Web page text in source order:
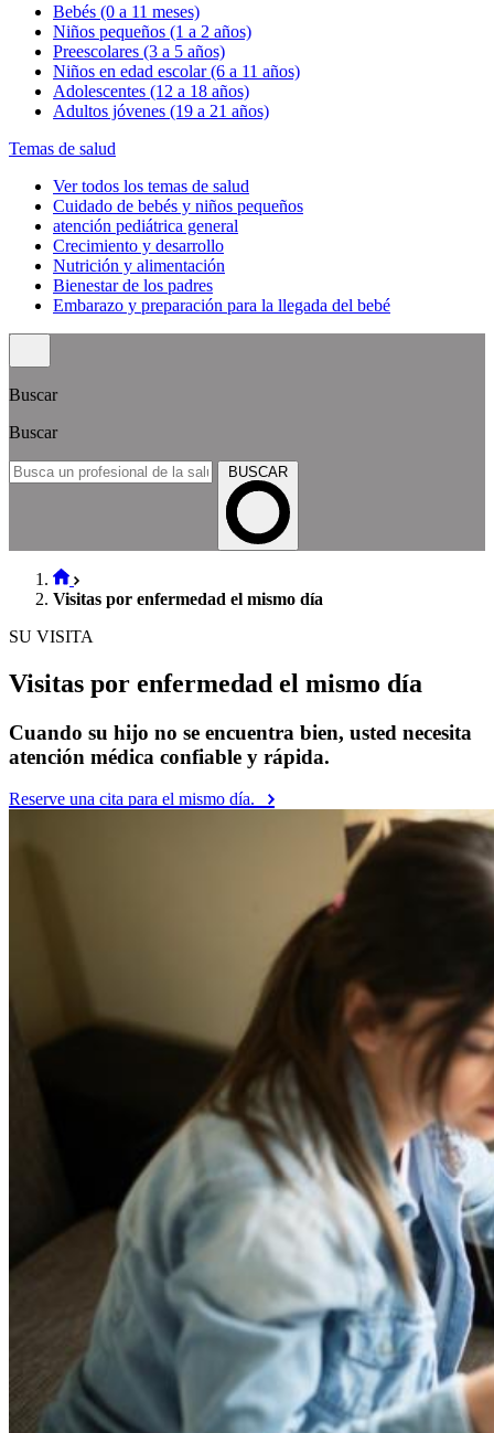
Bebés (0 a 11 meses)
Niños pequeños (1 a 2 años)
Preescolares (3 a 5 años)
Niños en edad escolar (6 a 11 años)
Adolescentes (12 a 18 años)
Adultos jóvenes (19 a 21 años)
Temas de salud
Ver todos los temas de salud
Cuidado de bebés y niños pequeños
atención pediátrica general
Crecimiento y desarrollo
Nutrición y alimentación
Bienestar de los padres
Embarazo y preparación para la llegada del bebé
Buscar
Buscar
BUSCAR
Visitas por enfermedad el mismo día
SU VISITA
Visitas por enfermedad el mismo día
Cuando su hijo no se encuentra bien, usted necesita
atención médica confiable y rápida.
Reserve una cita para el mismo día.